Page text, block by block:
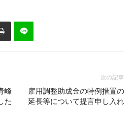
峰
た
次の記事
雇用調整助成金の特例措置の
延長等について提言申し入れ